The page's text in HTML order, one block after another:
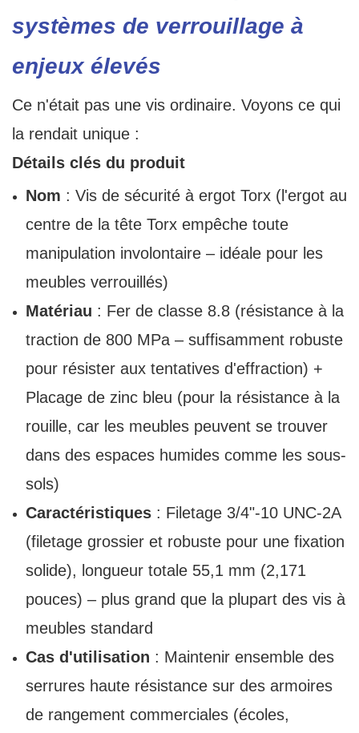
systèmes de verrouillage à
enjeux élevés
Ce n'était pas une vis ordinaire. Voyons ce qui
la rendait unique :
Détails clés du produit
Nom : Vis de sécurité à ergot Torx (l'ergot au
centre de la tête Torx empêche toute
manipulation involontaire – idéale pour les
meubles verrouillés)
Matériau : Fer de classe 8.8 (résistance à la
traction de 800 MPa – suffisamment robuste
pour résister aux tentatives d'effraction) +
Placage de zinc bleu (pour la résistance à la
rouille, car les meubles peuvent se trouver
dans des espaces humides comme les sous-
sols)
Caractéristiques: Filetage 3/4"-10 UNC-2A
(filetage grossier et robuste pour une fixation
solide), longueur totale 55,1 mm (2,171
pouces) – plus grand que la plupart des vis à
meubles standard
Cas d'utilisation : Maintenir ensemble des
serrures haute résistance sur des armoires
de rangement commerciales (écoles,